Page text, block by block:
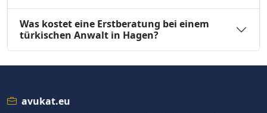
Was kostet eine Erstberatung bei einem
türkischen Anwalt in Hagen?
avukat.eu